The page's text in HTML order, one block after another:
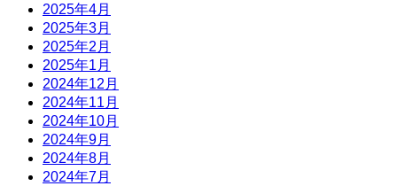
2025年4月
2025年3月
2025年2月
2025年1月
2024年12月
2024年11月
2024年10月
2024年9月
2024年8月
2024年7月